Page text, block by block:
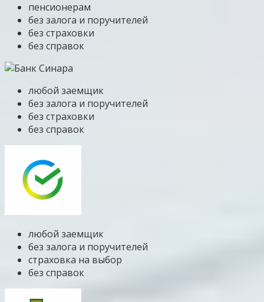
пенсионерам
без залога и поручителей
без страховки
без справок
любой заемщик
без залога и поручителей
без страховки
без справок
любой заемщик
без залога и поручителей
страховка на выбор
без справок